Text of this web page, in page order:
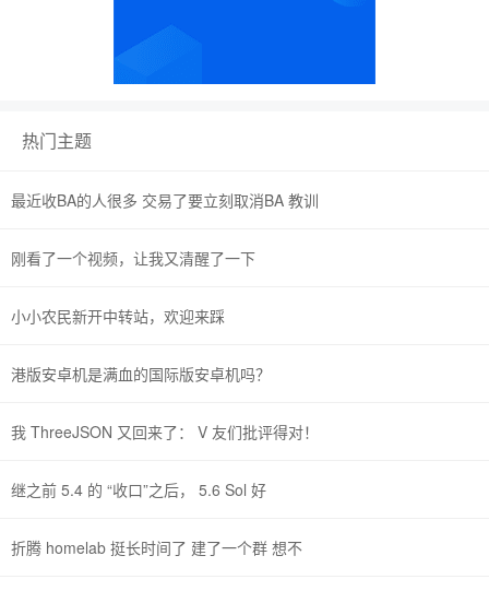
热门主题
最近收BA的人很多 交易了要立刻取消BA 教训
刚看了一个视频，让我又清醒了一下
小小农民新开中转站，欢迎来踩
港版安卓机是满血的国际版安卓机吗？
我 ThreeJSON 又回来了： V 友们批评得对！
继之前 5.4 的 “收口”之后， 5.6 Sol 好
折腾 homelab 挺长时间了 建了一个群 想不